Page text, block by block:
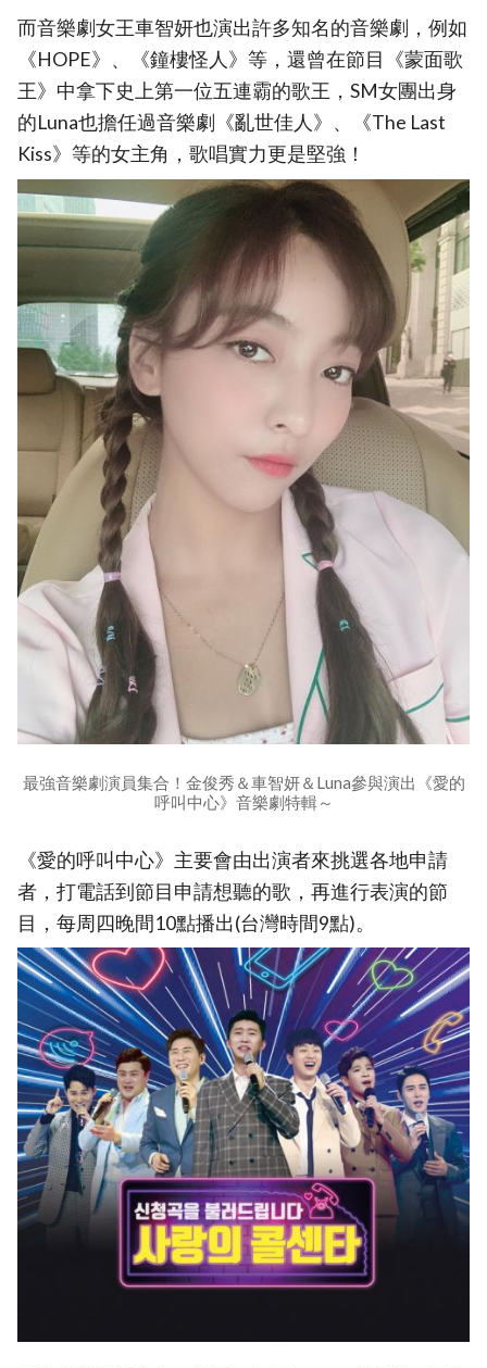
而音樂劇女王車智妍也演出許多知名的音樂劇，例如
《HOPE》、《鐘樓怪人》等，還曾在節目《蒙面歌
王》中拿下史上第一位五連霸的歌王，SM女團出身
的Luna也擔任過音樂劇《亂世佳人》、《The Last
Kiss》等的女主角，歌唱實力更是堅強！
最強音樂劇演員集合！金俊秀＆車智妍＆Luna參與演出《愛的
呼叫中心》音樂劇特輯～
《愛的呼叫中心》主要會由出演者來挑選各地申請
者，打電話到節目申請想聽的歌，再進行表演的節
目，每周四晚間10點播出(台灣時間9點)。